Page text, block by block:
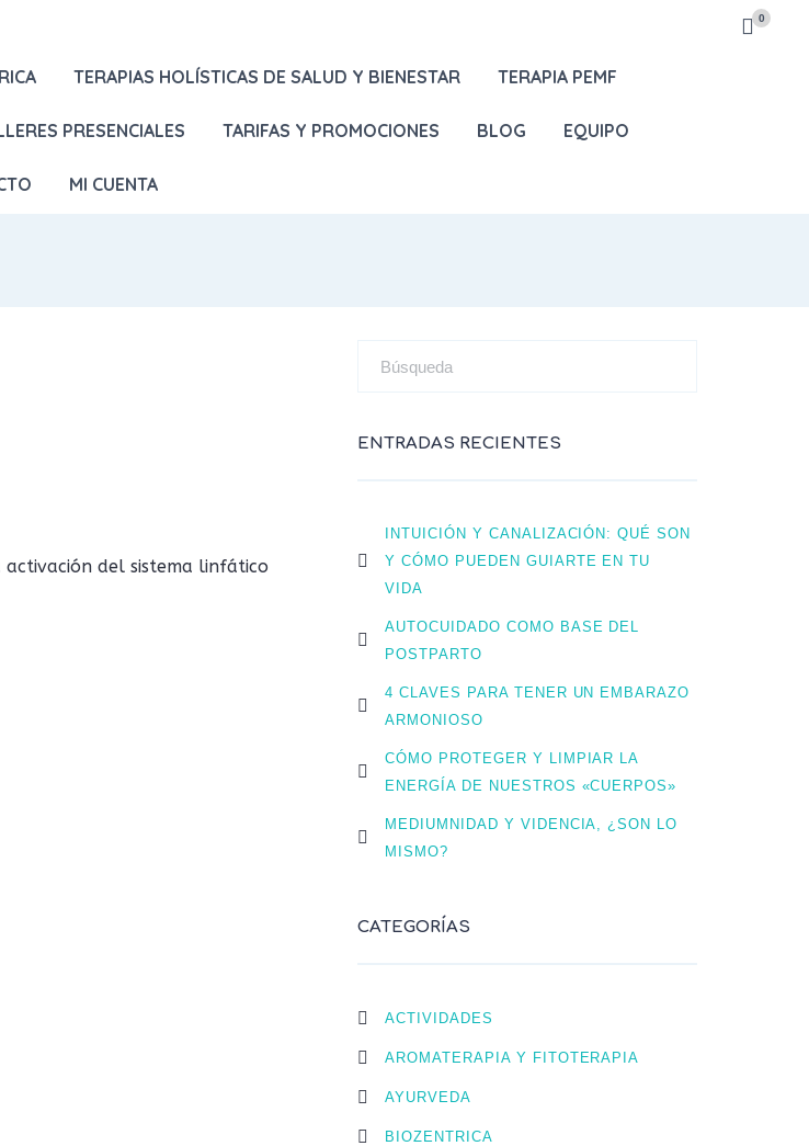
0
TERAPIAS HOLÍSTICAS DE SALUD Y BIENESTAR TERAPIA PEMF
PRESENCIALES TARIFAS Y PROMOCIONES BLOG EQUIPO
MI CUENTA
activación del sistema linfático
ENTRADAS RECIENTES
INTUICIÓN Y CANALIZACIÓN: QUÉ SON
Y CÓMO PUEDEN GUIARTE EN TU
VIDA
AUTOCUIDADO COMO BASE DEL
POSTPARTO
4 CLAVES PARA TENER UN EMBARAZO
ARMONIOSO
CÓMO PROTEGER Y LIMPIAR LA
ENERGÍA DE NUESTROS «CUERPOS»
MEDIUMNIDAD Y VIDENCIA, ¿SON LO
MISMO?
CATEGORÍAS
ACTIVIDADES
AROMATERAPIA Y FITOTERAPIA
AYURVEDA
BIOZENTRICA